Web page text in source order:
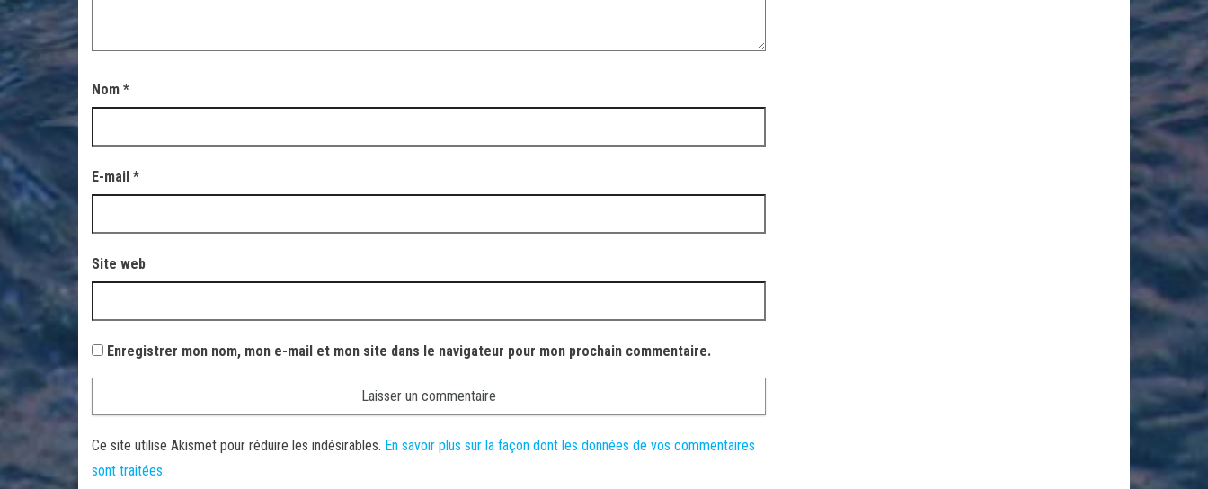
Nom *
E-mail *
Site web
Enregistrer mon nom, mon e-mail et mon site dans le navigateur pour mon prochain commentaire.
Ce site utilise Akismet pour réduire les indésirables. En savoir plus sur la façon dont les données de vos commentaires
sont traitées.